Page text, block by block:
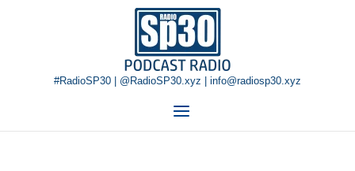
Home
#RadioSP30 | @RadioSP30.xyz | info@radiosp30.xyz
Menu